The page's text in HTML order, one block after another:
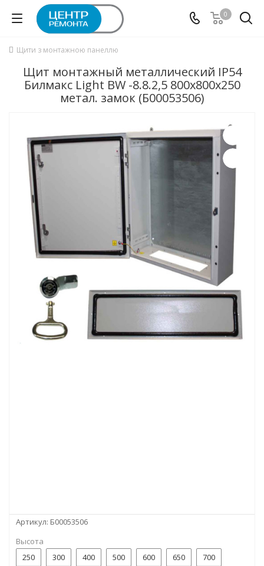
0
Щити з монтажною панеллю
Щит монтажный металлический IP54
Билмакс Light BW -8.8.2,5 800х800x250
метал. замок (Б00053506)
Артикул: Б00053506
Высота
250
300 400 500 600 650 700